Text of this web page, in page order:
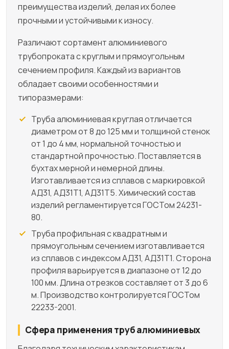
преимущества изделий, делая их более
прочными и устойчивыми к износу.
Различают сортамент алюминиевого
трубопроката с круглым и прямоугольным
сечением профиля. Каждый из вариантов
обладает своими особенностями и
типоразмерами:
Труба алюминиевая круглая отличается
диаметром от 8 до 125 мм и толщиной стенок
от 1 до 4 мм, нормальной точностью и
стандартной прочностью. Поставляется в
бухтах мерной и немерной длины.
Изготавливается из сплавов с маркировкой
АД31, АД31Т1, АД31Т5. Химический состав
изделий регламентируется ГОСТом 24231-
80.
Труба профильная с квадратным и
прямоугольным сечением изготавливается
из сплавов с индексом АД31, АД31Т1. Сторона
профиля варьируется в диапазоне от 12 до
100 мм. Длина отрезков составляет от 3 до 6
м. Производство контролируется ГОСТом
22233-2001.
Сфера применения труб алюминиевых